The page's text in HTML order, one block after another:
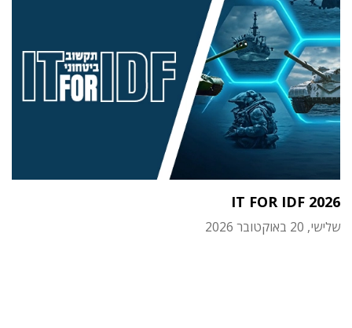
IT FOR IDF 2026
שלישי, 20 באוקטובר 2026